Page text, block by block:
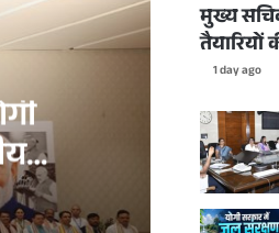
मुख्य
तैयारियों
1 day ago